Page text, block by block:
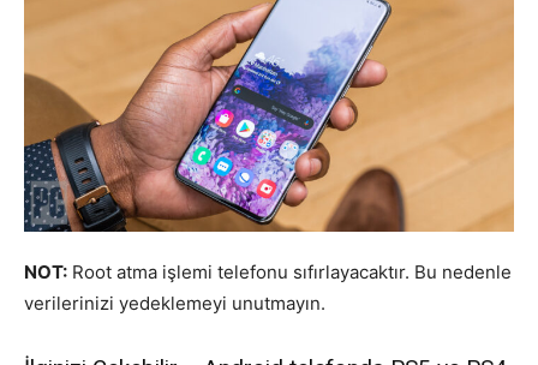
NOT: Root atma işlemi telefonu sıfırlayacaktır. Bu nedenle
verilerinizi yedeklemeyi unutmayın.